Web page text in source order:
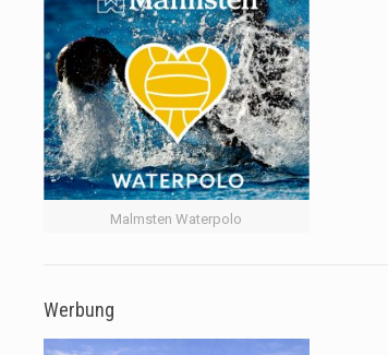
Malmsten Waterpolo
Werbung